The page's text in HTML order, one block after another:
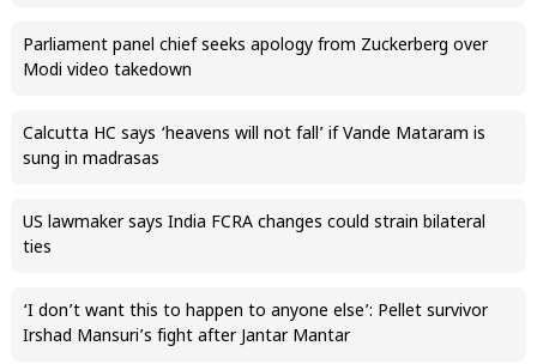
Parliament panel chief seeks apology from Zuckerberg over
Modi video takedown
Calcutta HC says ‘heavens will not fall’ if Vande Mataram is
sung in madrasas
US lawmaker says India FCRA changes could strain bilateral
ties
‘I don’t want this to happen to anyone else’: Pellet survivor
Irshad Mansuri’s fight after Jantar Mantar